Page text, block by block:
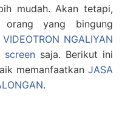
mudah. Akan tetapi,
yang bingung
NGALIYAN
screen saja. Berikut ini
memanfaatkan JASA
.